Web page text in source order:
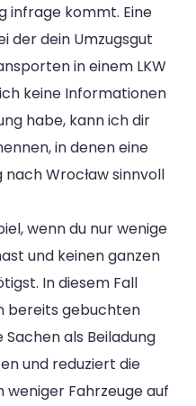
infrage kommt. Eine
der dein Umzugsgut
in einem LKW
keine Informationen
habe, kann ich dir
in denen eine
Wrocław sinnvoll
wenn du nur wenige
und keinen ganzen
In diesem Fall
bereits gebuchten
als Beiladung
und reduziert die
Fahrzeuge auf